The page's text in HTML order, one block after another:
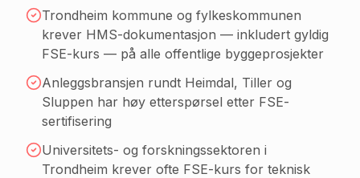
Trondheim kommune og fylkeskommunen
krever HMS-dokumentasjon — inkludert gyldig
FSE-kurs — på alle offentlige byggeprosjekter
Anleggsbransjen rundt Heimdal, Tiller og
Sluppen har høy etterspørsel etter FSE-
sertifisering
Universitets- og forskningssektoren i
Trondheim krever ofte FSE-kurs for teknisk